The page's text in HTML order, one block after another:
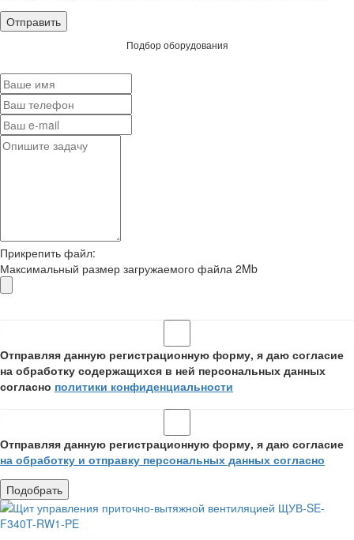
Подбор оборудования
Прикрепить файл:
Максимальный размер загружаемого файла 2Mb
Отправляя данную регистрационную форму, я даю согласие
на обработку содержащихся в ней персональных данных
согласно политики конфиденциальности
Отправляя данную регистрационную форму, я даю согласие
на обработку и отправку персональных данных согласно